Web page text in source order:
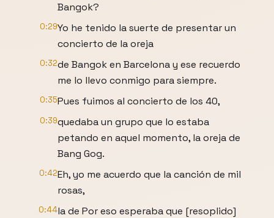
Bangok?
0:29Yo he tenido la suerte de presentar un
concierto de la oreja
0:32de Bangok en Barcelona y ese recuerdo
me lo llevo conmigo para siempre.
0:35Pues fuimos al concierto de los 40,
0:39quedaba un grupo que lo estaba
petando en aquel momento, la oreja de
Bang Gog.
0:42Eh, yo me acuerdo que la canción de mil
rosas,
0:44la de Por eso esperaba que [resoplido]